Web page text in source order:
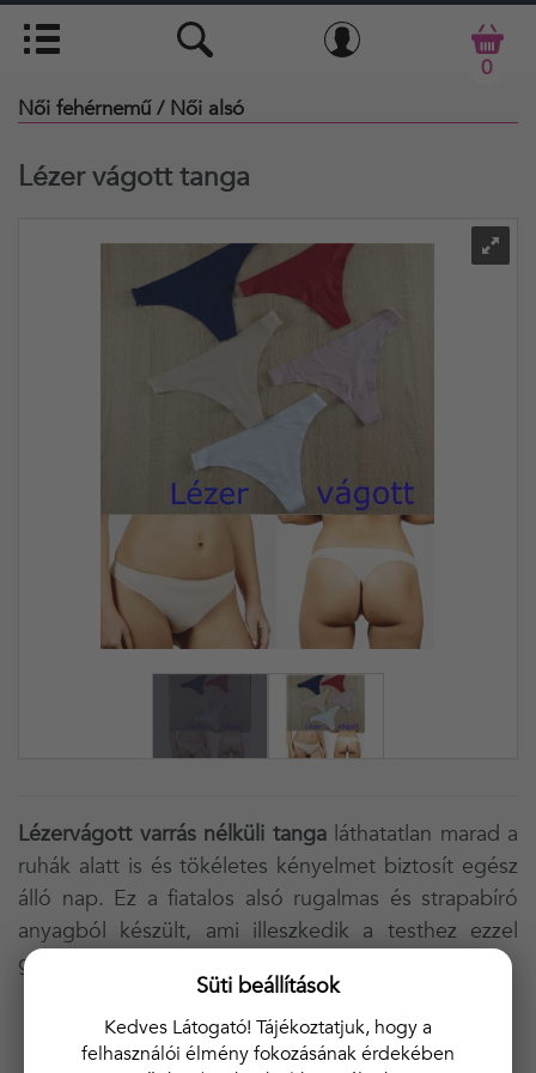
0
Női fehérnemű / Női alsó
Lézer vágott tanga
Lézervágott varrás nélküli tangaláthatatlan marad a
ruhák alatt is és tökéletes kényelmet biztosít egész
álló nap. Ez a fiatalos alsó rugalmas és strapabíró
anyagból készült, ami illeszkedik a testhez ezzel
garantálva a komfortos közeget.
Lézervágott tanga
Pamut lépésbetét
Süti beállítások
Kedves Látogató! Tájékoztatjuk, hogy a
felhasználói élmény fokozásának érdekében